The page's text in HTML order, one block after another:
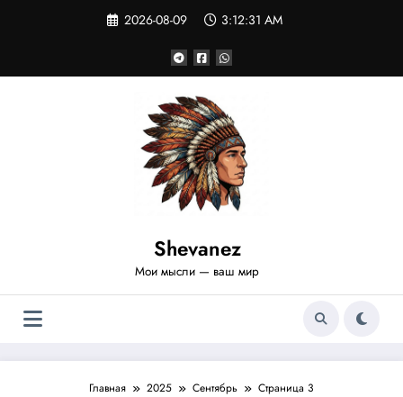
2026-08-09 3:12:32 AM
Shevanez
Мои мысли — ваш мир
Главная 2025 Сентябрь Страница 3